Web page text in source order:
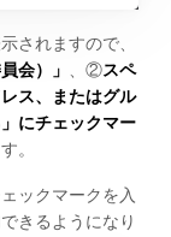
されますので、
会）」 、②スペ
ス、またはグル
にチェックマー
。
ックマークを入
きるようになり